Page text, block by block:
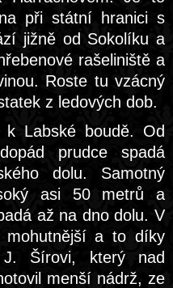
při státní hranici s
jižně od Sokolíku a
rašeliniště a
Roste tu vzácný
z ledových dob.
Labské boudě. Od
prudce spadá
dolu. Samotný
asi 50 metrů a
až na dno dolu. V
mohutnější a to díky
J. Šírovi, který nad
menší nádrž, ze